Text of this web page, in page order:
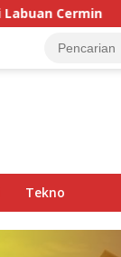
DPRD
Tekno